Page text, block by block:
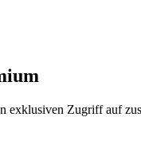
exklusiven Zugriff auf